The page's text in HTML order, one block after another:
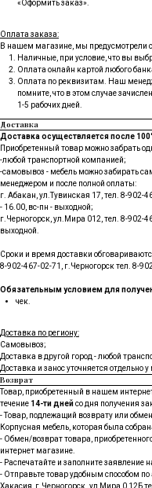
«Оформить заказ».
Оплата заказа:
В нашем магазине, мы предусмотрели
Наличные, при условие, что вы
Оплата онлайн картой любого
Оплата по реквизитам. Наш
помните, что в этом случае
1-5 рабочих дней.
Доставка
Доставка осуществляется после
Приобретенный товар можно забрать
-любой транспортной компанией;
-самовывоз - мебель можно забирать
менеджером и после полной оплаты:
г. Абакан, ул.Тувинская 17, тел. 8-902-
- 16.00, вс-пн - выходной;
г.Черногорск, ул.Мира 012, тел. 8-902-
выходной.
Сроки и время доставки
8-902-467-02-71, г.Черногорск тел. 8-
Обязательным условием для
чек.
Доставка по региону:
Самовывоз;
Доставка в другой город - любой
Доставка и занос уточняется отдельно у
Возврат
Товар, приобретенный в нашем
течение 14-ти днейсо дня получения
- Товар, подлежащий возврату или
Корпусная мебель, которая была
- Обмен/возврат товара,
интернет магазине.
- Распечатайте и заполните заявление
- Отправьте товар удобным способом
Хакасия, г.Черногорск .ул Мира 0,12Б